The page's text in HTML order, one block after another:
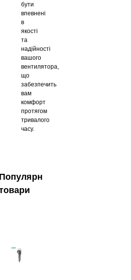
бути
впевнені
в
якості
та
надійності
вашого
вентилятора,
що
забезпечить
вам
комфорт
протягом
тривалого
часу.